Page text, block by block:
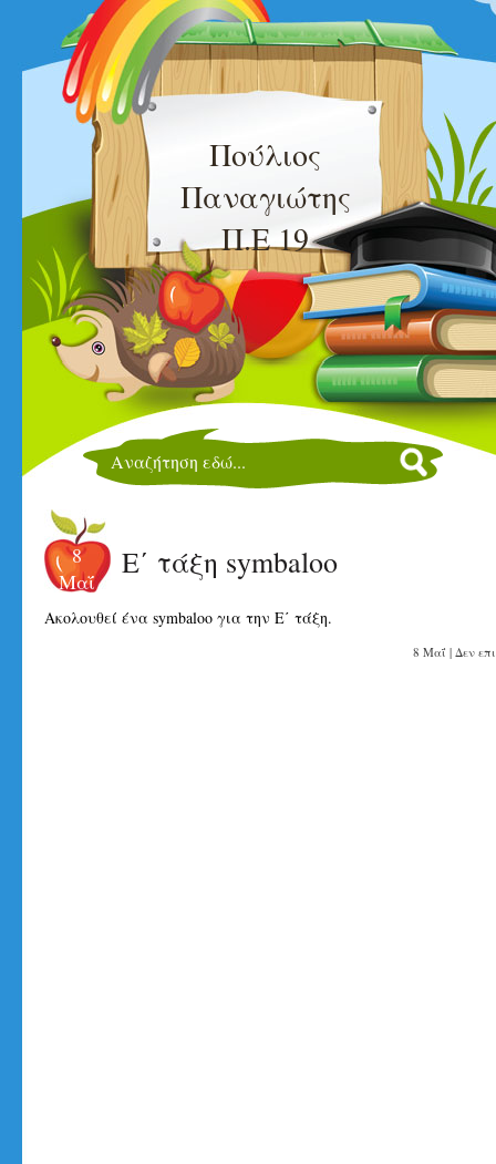
Πούλιος
Παναγιώτης
Π.Ε 19
8
Μαΐ
Ε΄ τάξη symbaloo
Ακολουθεί ένα symbaloo για την Ε΄ τάξη.
8 Μαΐ | Δεν